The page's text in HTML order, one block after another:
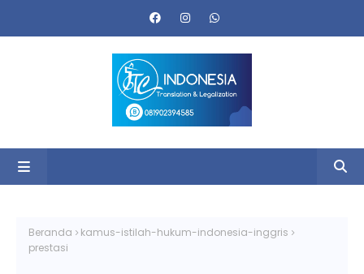
Beranda
kamus-istilah-hukum-indonesia-inggris
prestasi